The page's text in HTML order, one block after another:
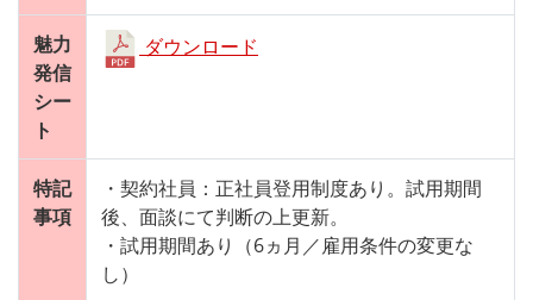
魅力
発信
シー
ト
ダウンロード
特記
事項
・契約社員：正社員登用制度あり。試用期間
後、面談にて判断の上更新。
・試用期間あり（6ヵ月／雇用条件の変更な
し）